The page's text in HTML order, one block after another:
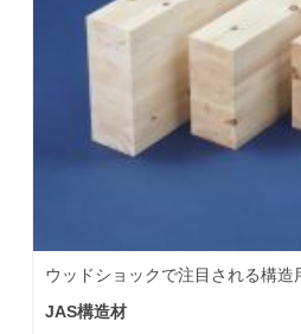
ウッドショックで注目される構
JAS構造材